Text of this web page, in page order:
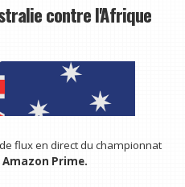
contre l'Afrique
flux en direct du championnat
Amazon Prime.